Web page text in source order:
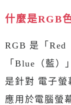
什麼是RGB
RGB 是「Red
「Blue（藍）
是針對 電子螢
應用於電腦螢